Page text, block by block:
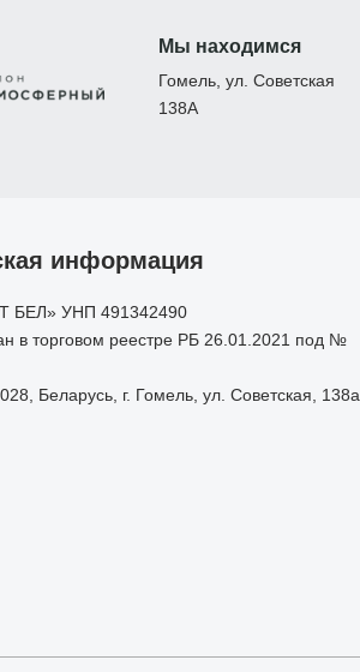
Мы находимся
Гомель, ул. Советская
138А
информация
БЕЛ» УНП 491342490
в торговом реестре РБ 26.01.2021 под №
Беларусь, г. Гомель, ул. Советская, 138а